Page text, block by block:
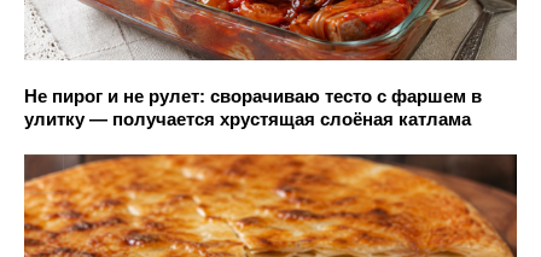
Не пирог и не рулет: сворачиваю тесто с фаршем в
улитку — получается хрустящая слоёная катлама